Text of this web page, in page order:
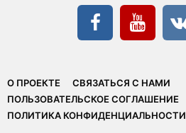
О ПРОЕКТЕ
СВЯЗАТЬСЯ С НАМИ
ПОЛЬЗОВАТЕЛЬСКОЕ СОГЛАШЕНИЕ
ПОЛИТИКА КОНФИДЕНЦИАЛЬНОСТИ